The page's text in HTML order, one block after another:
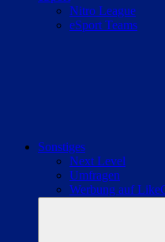
Nitro League
eSport Teams
Sonstiges
Next Level
Umfragen
Werbung auf